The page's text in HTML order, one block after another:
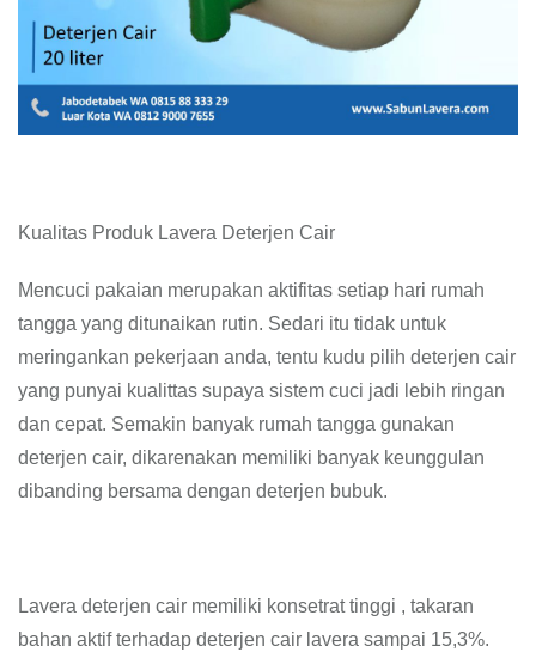
Kualitas Produk Lavera Deterjen Cair
Mencuci pakaian merupakan aktifitas setiap hari rumah
tangga yang ditunaikan rutin. Sedari itu tidak untuk
meringankan pekerjaan anda, tentu kudu pilih deterjen cair
yang punyai kualittas supaya sistem cuci jadi lebih ringan
dan cepat. Semakin banyak rumah tangga gunakan
deterjen cair, dikarenakan memiliki banyak keunggulan
dibanding bersama dengan deterjen bubuk.
Lavera deterjen cair memiliki konsetrat tinggi , takaran
bahan aktif terhadap deterjen cair lavera sampai 15,3%.